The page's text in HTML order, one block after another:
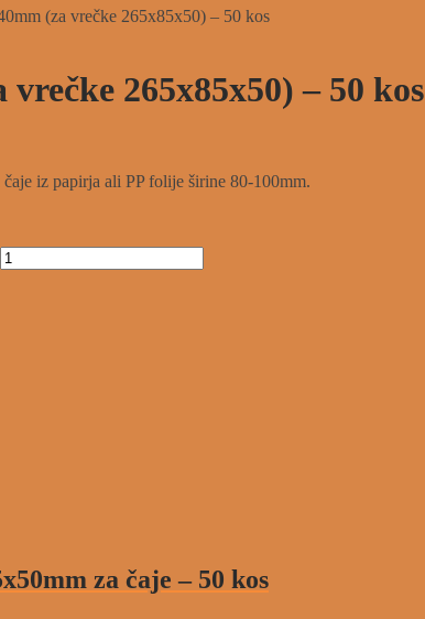
(za vrečke 265x85x50) – 50 kos
265x85x50) – 50 kos
iz papirja ali PP folije širine 80-100mm.
za čaje – 50 kos